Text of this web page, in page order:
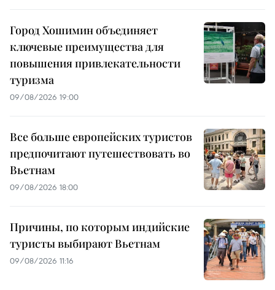
Город Хошимин объединяет
ключевые преимущества для
повышения привлекательности
туризма
09/08/2026 19:00
Все больше европейских туристов
предпочитают путешествовать во
Вьетнам
09/08/2026 18:00
Причины, по которым индийские
туристы выбирают Вьетнам
09/08/2026 11:16